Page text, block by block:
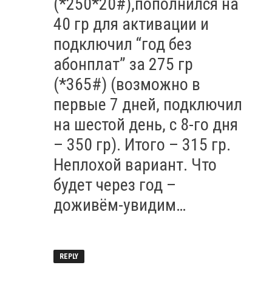
(*250*20#),пополнился на
40 гр для активации и
подключил “год без
абонплат” за 275 гр
(*365#) (возможно в
первые 7 дней, подключил
на шестой день, с 8-го дня
– 350 гр). Итого – 315 гр.
Неплохой вариант. Что
будет через год –
доживём-увидим…
REPLY